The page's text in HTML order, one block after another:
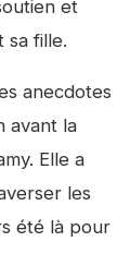
et
sa fille.
anecdotes
avant la
Elle a
les
été là pour